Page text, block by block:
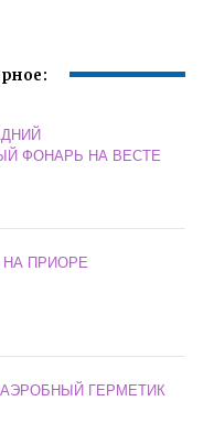
ФОНАРЬ НА ВЕСТЕ
НА ПРИОРЕ
ГЕРМЕТИК